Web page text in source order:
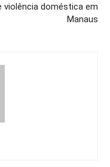
violência doméstica em
Manaus